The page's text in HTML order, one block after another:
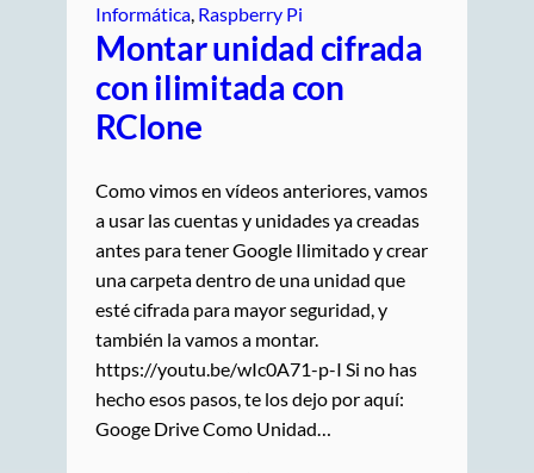
Informática Raspberry Pi
Montar unidad cifrada
con ilimitada con
RClone
Como vimos en vídeos anteriores, vamos
a usar las cuentas y unidades ya creadas
antes para tener Google Ilimitado y crear
una carpeta dentro de una unidad que
esté cifrada para mayor seguridad, y
también la vamos a montar.
https://youtu.be/wIc0A71-p-I Si no has
hecho esos pasos, te los dejo por aquí:
Googe Drive Como Unidad…